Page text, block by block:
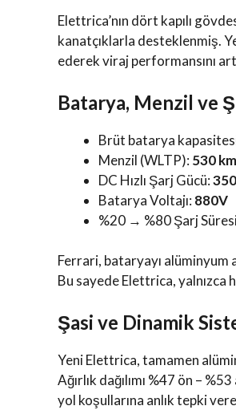
Elettrica’nın dört kapılı
kanatçıklarla desteklenmiş.
ederek viraj performansını
Batarya, Menzil ve
Brüt batarya
Menzil (WLTP): 530 km
DC Hızlı Şarj Gücü:
Batarya Voltajı: 880V
%20 → %80 Şarj
Ferrari, bataryayı alüminyum
Bu sayede Elettrica, yalnızca
Şasi ve Dinamik
Yeni Elettrica, tamamen
Ağırlık dağılımı %47 ön –
yol koşullarına anlık tepki